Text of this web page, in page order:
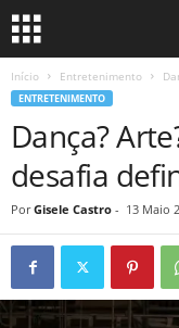
Início Entretenimento
ENTRETENIMENTO
Dança?
desafia
Por Gisele Castro - 13 Maio